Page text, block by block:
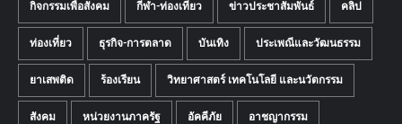
กิจกรรมเพื่อสังคม กีฬา-ท่องเที่ยว ข่าวประชาสัมพันธ์ คลิป
ท่องเที่ยว ธุรกิจ-การตลาด บันเทิง ประเพณีและวัฒนธรรม
ยาเสพติด ร้องเรียน วิทยาศาสตร์ เทคโนโลยี และนวัตกรรม
สังคม หน่วยงานภาครัฐ อัคคีภัย อาชญากรรม